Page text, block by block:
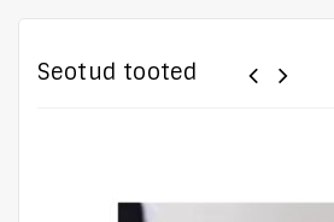
Seotud tooted